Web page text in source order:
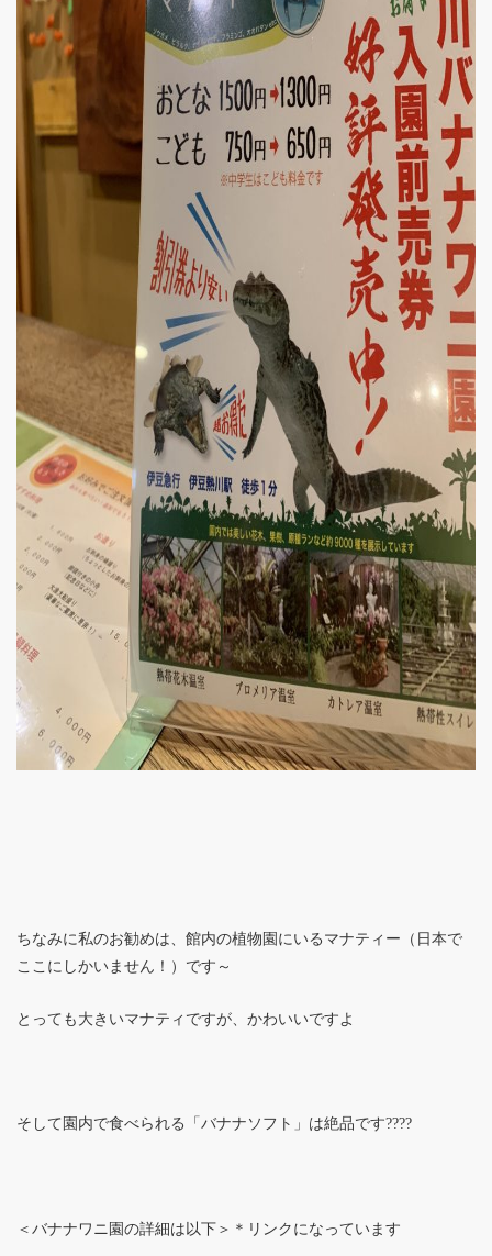
ちなみに私のお勧めは、館内の植物園にいるマナティー（日本で
ここにしかいません！）です～
とっても大きいマナティですが、かわいいですよ
そして園内で食べられる「バナナソフト」は絶品です????
＜バナナワニ園の詳細は以下＞＊リンクになっています